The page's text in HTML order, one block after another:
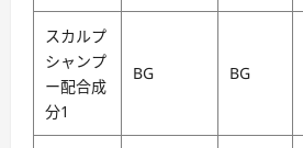
スカルプ
シャンプ
ー配合成
分1
BG BG